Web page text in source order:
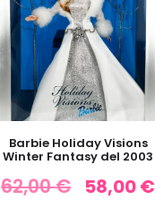
Barbie Holiday Visions
Winter Fantasy del 2003
62,00€ 58,00€